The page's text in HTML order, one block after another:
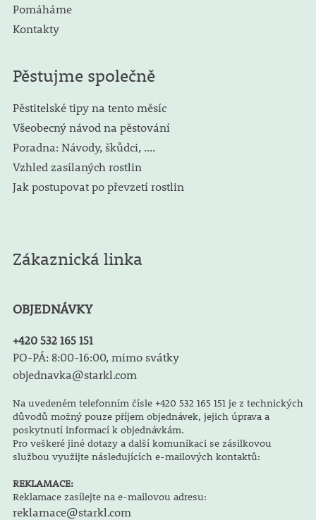
Pomáháme
Kontakty
Pěstujme společně
Pěstitelské tipy na tento měsíc
Všeobecný návod na pěstování
Poradna: Návody, škůdci, ....
Vzhled zasílaných rostlin
Jak postupovat po převzetí rostlin
Zákaznická linka
OBJEDNÁVKY
+420 532 165 151
PO-PÁ: 8:00-16:00, mimo svátky
objednavka@starkl.com
Na uvedeném telefonním čísle +420 532 165 151 je z technických
důvodů možný pouze příjem objednávek, jejich úprava a
poskytnutí informací k objednávkám.
Pro veškeré jiné dotazy a další komunikaci se zásilkovou
službou využijte následujících e-mailových kontaktů:
REKLAMACE:
Reklamace zasílejte na e-mailovou adresu:
reklamace@starkl.com